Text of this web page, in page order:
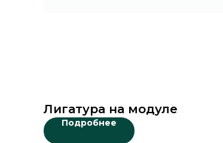
Лигатура на модуле
Подробнее